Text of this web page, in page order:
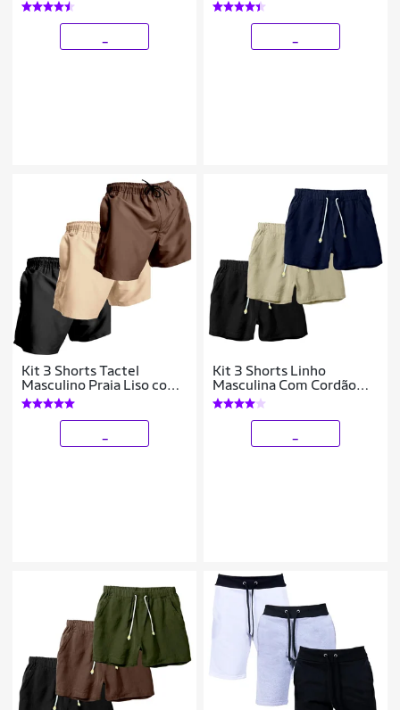
Opções Básica Para o Dia
Kit 3 Shorts Tactel
Masculino Praia Liso com
Bolsos Secagem Rápida e
Ajuste
Kit 3 Shorts Linho
Masculina Com Cordão
Bermuda Casual Verão